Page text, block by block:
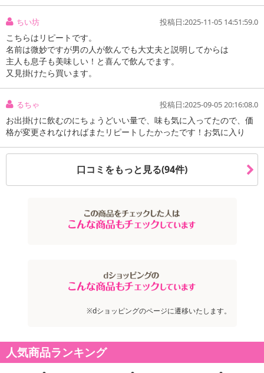
お申込みの際は 「商品情報」に記載されている「注意事項」を
【キャンセルについて】
にご納得いただきましたうえでお申し込みください。
※パッケージ変更や商品リニューアル(成分など含む)等により、参考
合がございます。
あらかじめご了承いただいた上でお申込みください。なお、本理由
ちい坊 投稿日:2025-11-05 14:51:59.0
こちらはリピートです。
名前は微妙ですが男の人が飲んでも大丈夫と説明してからは
主人も息子も美味しい！と喜んで飲んでます。
又見掛けたら買います。
るちゃ 投稿日:2025-09-05 20:16:08.0
お出掛けに飲むのにちょうどいい量で、味も気に入ってたので、価
格が変更されなければまたリピートしたかったです！お気に入り
口コミをもっと見る(94件)
※dショッピングのページに遷移いたします。
人気商品ランキング